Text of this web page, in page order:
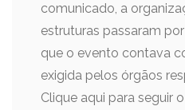
comunicado, a
estruturas passaram
que o evento contava
exigida pelos órgãos
Clique aqui para seguir